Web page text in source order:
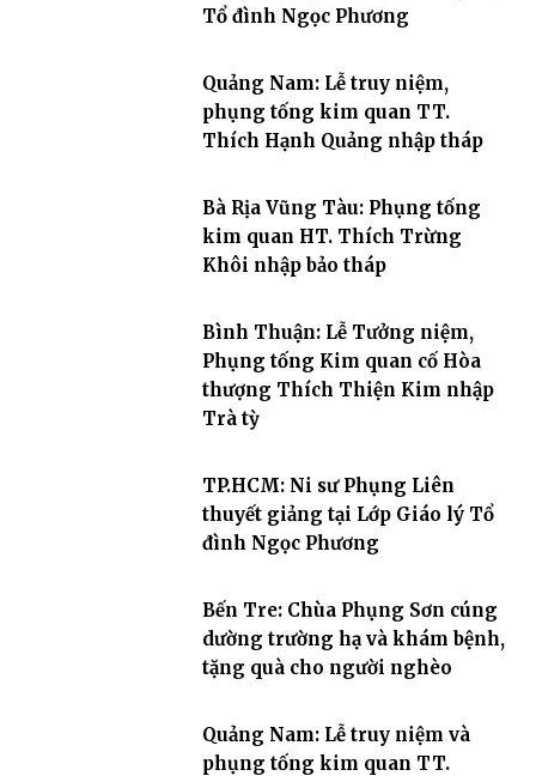
Tổ đình Ngọc Phương
Quảng Nam: Lễ truy niệm,
phụng tống kim quan TT.
Thích Hạnh Quảng nhập tháp
Bà Rịa Vũng Tàu: Phụng tống
kim quan HT. Thích Trừng
Khôi nhập bảo tháp
Bình Thuận: Lễ Tưởng niệm,
Phụng tống Kim quan cố Hòa
thượng Thích Thiện Kim nhập
Trà tỳ
TP.HCM: Ni sư Phụng Liên
thuyết giảng tại Lớp Giáo lý Tổ
đình Ngọc Phương
Bến Tre: Chùa Phụng Sơn cúng
dường trường hạ và khám bệnh,
tặng quà cho người nghèo
Quảng Nam: Lễ truy niệm và
phụng tống kim quan TT.